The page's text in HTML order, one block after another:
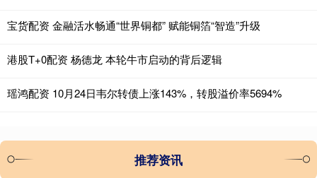
宝货配资 金融活水畅通“世界铜都” 赋能铜箔“智造”升级
港股T+0配资 杨德龙 本轮牛市启动的背后逻辑
瑶鸿配资 10月24日韦尔转债上涨143%，转股溢价率5694%
推荐资讯